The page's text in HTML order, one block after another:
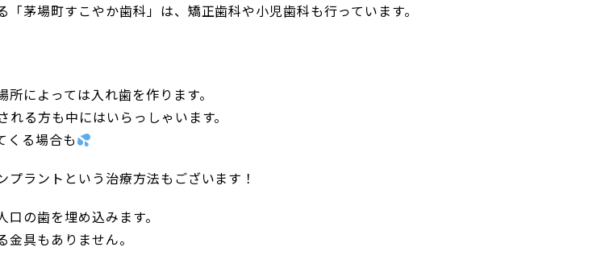
茅場町すこやか歯科」は、矯正歯科や小児歯科も行っています。
によっては入れ歯を作ります。
る方も中にはいらっしゃいます。
くる場合も
ラントという治療方法もございます！
の歯を埋め込みます。
具もありません。